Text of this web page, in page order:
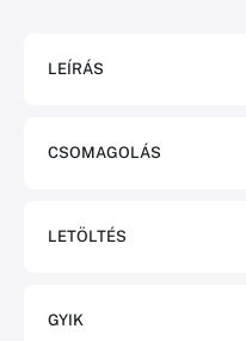
LEÍRÁS
CSOMAGOLÁS
LETÖLTÉS
GYIK